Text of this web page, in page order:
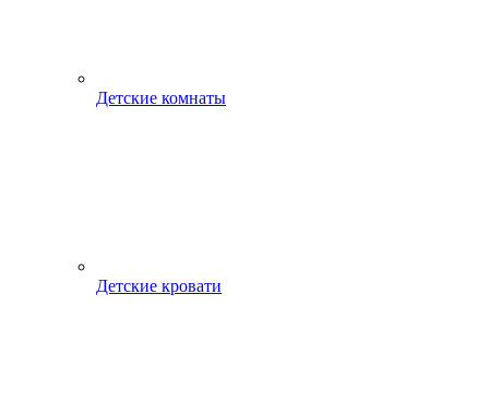
Детские комнаты
Детские кровати